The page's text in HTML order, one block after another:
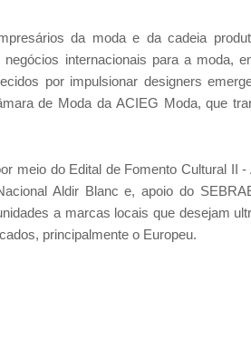
da moda e da cadeia
internacionais para a moda,
por impulsionar designers
de Moda da ACIEG Moda, que
meio do Edital de Fomento Cultural II
Aldir Blanc e, apoio do
a marcas locais que desejam
principalmente o Europeu.